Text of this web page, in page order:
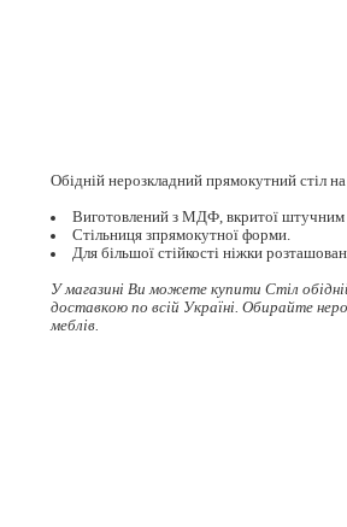
Обідній нерозкладний прямокутний стіл
Виготовлений з МДФ, вкритої
Стільниця зпрямокутної форми.
Для більшої стійкості ніжки
У магазині Ви можете купити Стіл
доставкою по всій Україні. Обирайте
меблів.